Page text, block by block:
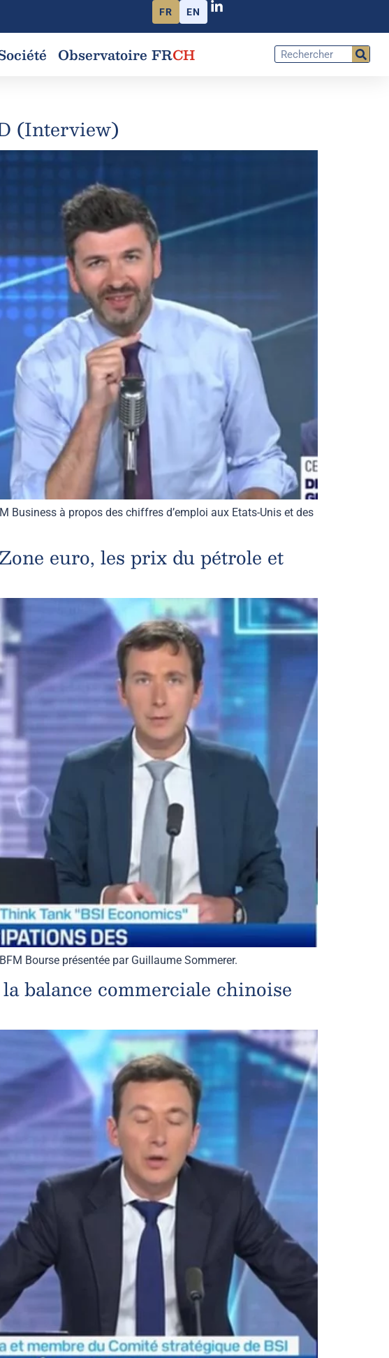
FR EN
Observatoire FRCH
(Interview)
Business à propos des chiffres d’emploi aux Etats-Unis et des
euro, les prix du pétrole et
Bourse présentée par Guillaume Sommerer.
balance commerciale chinoise